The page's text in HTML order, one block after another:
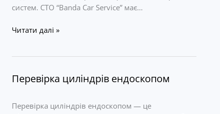
систем. СТО “Banda Car Service” має…
Діагностика
Читати далі »
Перевірка циліндрів ендоскопом
Перевірка циліндрів ендоскопом — це